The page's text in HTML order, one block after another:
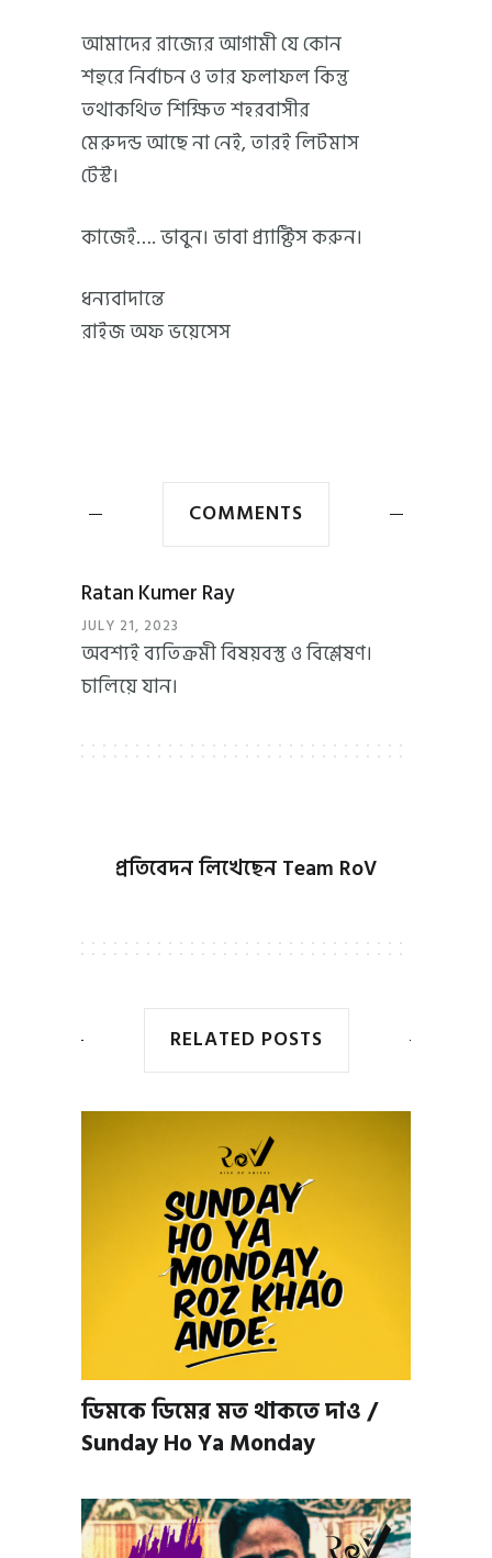
আমাদের রাজ্যের আগামী যে কোন
শহুরে নির্বাচন ও তার ফলাফল কিন্তু
তথাকথিত শিক্ষিত শহরবাসীর
মেরুদন্ড আছে না নেই, তারই লিটমাস
টেস্ট।
কাজেই…. ভাবুন। ভাবা প্র্যাক্টিস করুন।
ধন্যবাদান্তে
রাইজ অফ ভয়েসেস
COMMENTS
Ratan Kumer Ray
JULY 21, 2023
অবশ্যই ব্যতিক্রমী বিষয়বস্তু ও বিশ্লেষণ।
চালিয়ে যান।
প্রতিবেদন লিখেছেনTeam RoV
RELATED POSTS
ডিমকে ডিমের মত থাকতে দাও /
Sunday Ho Ya Monday